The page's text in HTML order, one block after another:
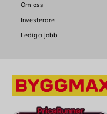
Om oss
Investerare
Lediga jobb